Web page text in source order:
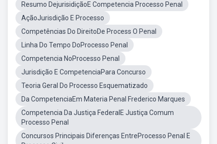
Resumo DejurisidiçãoE Competencia Processo Penal
AçãoJurisdição E Processo
Competências Do DireitoDe Process O Penal
Linha Do Tempo DoProcesso Penal
Competencia NoProcesso Penal
Jurisdição E CompetenciaPara Concurso
Teoria Geral Do Processo Esquematizado
Da CompetenciaEm Materia Penal Frederico Marques
Competencia Da Justiça FederalE Justiça Comum
Processo Penal
Concursos Principais Diferenças EntreProcesso Penal E